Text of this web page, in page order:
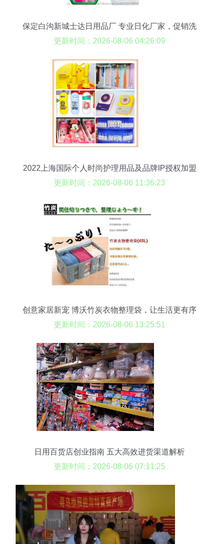
保定白沟新城士达日用品厂 专业日化厂家，促销洗
衣全品类
更新时间：2026-08-06 04:26:09
2022上海国际个人时尚护理用品及品牌IP授权加盟
展览会扬帆启航，引领日用百货新潮流
更新时间：2026-08-06 11:36:23
创意家居新宠 博沃竹炭衣物整理袋，让生活更有序
更新时间：2026-08-06 13:25:51
日用百货店创业指南 五大高效进货渠道解析
更新时间：2026-08-06 07:11:25